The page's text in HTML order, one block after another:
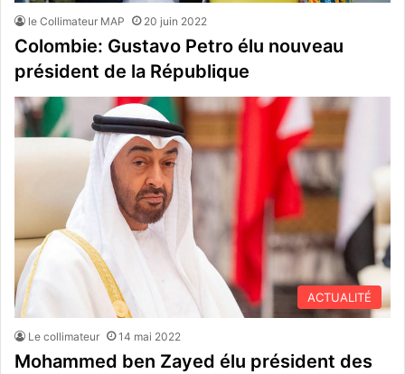
le Collimateur MAP 20 juin 2022
Colombie: Gustavo Petro élu nouveau
président de la République
ACTUALITÉ
Le collimateur 14 mai 2022
Mohammed ben Zayed élu président des